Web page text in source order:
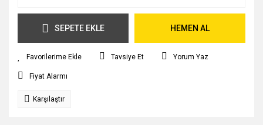
SEPETE EKLE HEMEN AL
Tavsiye Et Yorum Yaz
Fiyat Alarmı
Karşılaştır